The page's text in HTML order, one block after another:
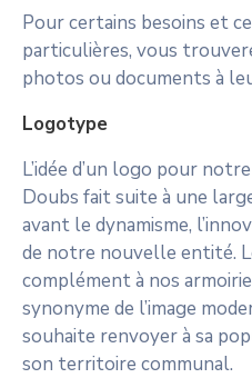
Locale
Tourisme
Durable
&
Rechercher?
Pour certains besoins et
particulières, vous
photos ou documents à
Logotype
L’idée d’un logo pour
Doubs fait suite à une
avant le dynamisme,
de notre nouvelle entité.
complément à nos
synonyme de l’image
souhaite renvoyer à sa
son territoire communal.